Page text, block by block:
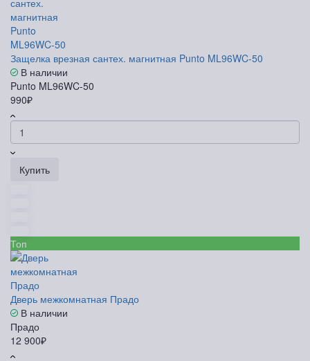
Защелка врезная сантех. магнитная Punto ML96WC-50
В наличии
Punto ML96WC-50
990₽
Купить
Топ
Дверь межкомнатная Прадо
В наличии
Прадо
12 900₽